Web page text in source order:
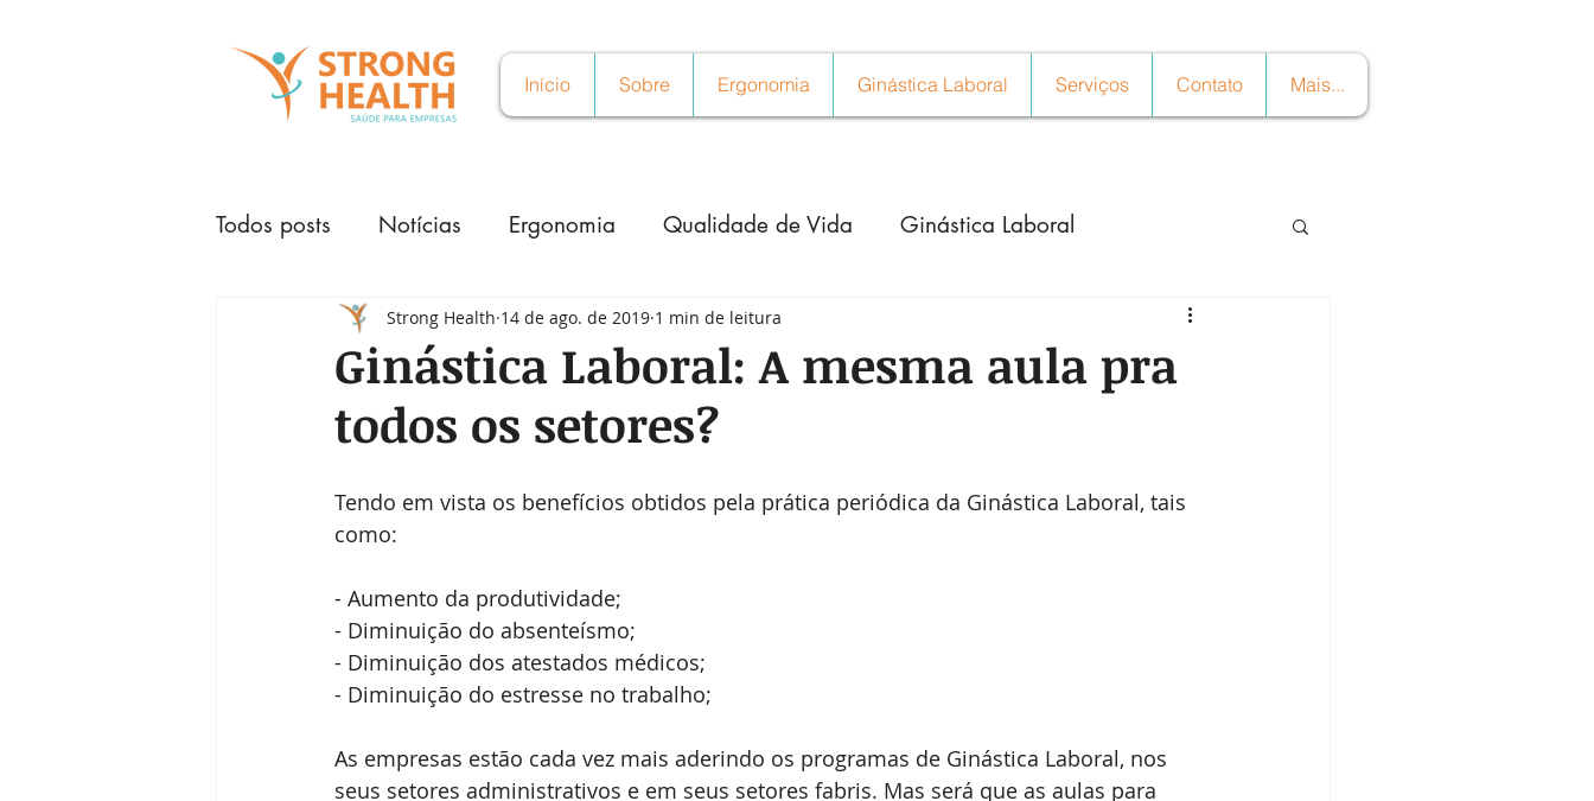
Início Sobre Ergonomia Ginástica Laboral Serviços Contato Mais...
Todos posts Notícias Ergonomia Qualidade de Vida Ginástica Laboral
Ginástica Laboral: A mesma aula pra
todos os setores?
Strong Health 14 de ago. de 2019 1 min de leitura
Tendo em vista os benefícios obtidos pela prática periódica da Ginástica Laboral, tais
como:
- Aumento da produtividade;
- Diminuição do absenteísmo;
- Diminuição dos atestados médicos;
- Diminuição do estresse no trabalho;
As empresas estão cada vez mais aderindo os programas de Ginástica Laboral, nos
seus setores administrativos e em seus setores fabris. Mas será que as aulas para